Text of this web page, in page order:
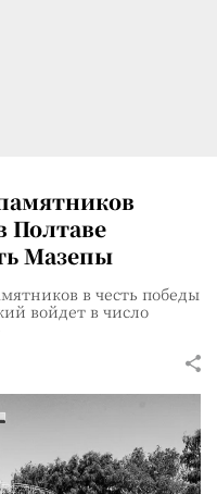
Полтаве
Мазепы
в честь победы
войдет в число